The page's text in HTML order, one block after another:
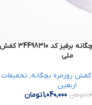
کفش روزمره بچگانه برفیز کد 34498310 کفش
ملی
کفش روزمره بچگانه, تخفیفات
اربعین
تومان 1,040,000تومان